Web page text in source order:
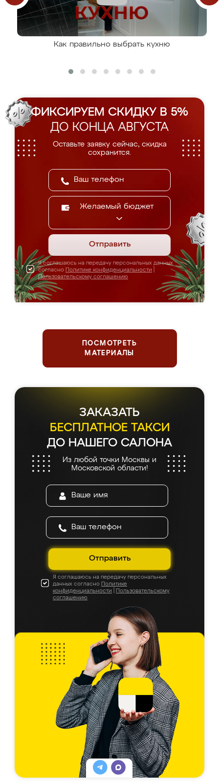
Как правильно выбрать кухню
ФИКСИРУЕМ СКИДКУ В 5%
ДО КОНЦА АВГУСТА
Оставьте заявку сейчас, скидка
сохранится.
Желаемый бюджет
Отправить
Я соглашаюсь на передачу персональных данных
согласно Политике конфиденциальности
Пользовательскому соглашению
ПОСМОТРЕТЬ
МАТЕРИАЛЫ
ЗАКАЗАТЬ
БЕСПЛАТНОЕ ТАКСИ
ДО НАШЕГО САЛОНА
Из любой точки Москвы и
Московской области!
Отправить
Я соглашаюсь на передачу персональных
данных согласно Политике
конфиденциальности
Пользовательскому
соглашению